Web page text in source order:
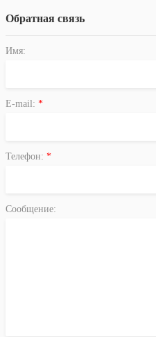
Обратная связь
Имя:
E-mail: *
Телефон: *
Сообщение: